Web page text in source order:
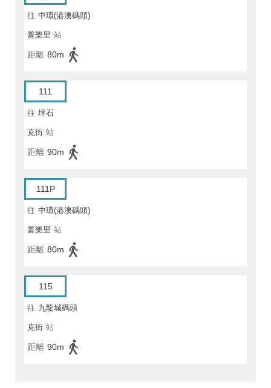
往 中環(港澳碼頭)
普樂里 站
距離 80m
111
往 坪石
克街 站
距離 90m
111P
往 中環(港澳碼頭)
普樂里 站
距離 80m
115
往 九龍城碼頭
克街 站
距離 90m